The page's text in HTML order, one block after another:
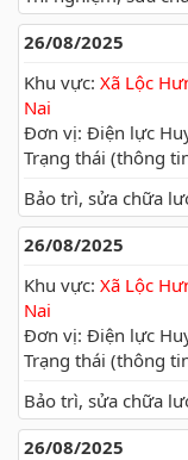
26/08/2025
Khu vực: Xã Lộc
Nai
Đơn vị: Điện lực
Trạng thái (thông
Bảo trì, sửa chữa
26/08/2025
Khu vực: Xã Lộc
Nai
Đơn vị: Điện lực
Trạng thái (thông
Bảo trì, sửa chữa
26/08/2025